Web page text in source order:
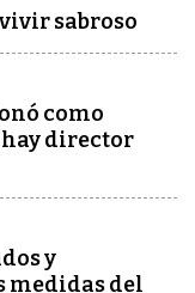
sabroso
como
director
y
medidas del